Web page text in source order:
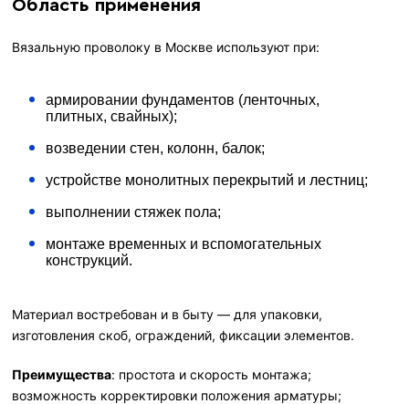
Область применения
Вязальную проволоку в Москве используют при:
армировании фундаментов (ленточных,
плитных, свайных);
возведении стен, колонн, балок;
устройстве монолитных перекрытий и лестниц;
выполнении стяжек пола;
монтаже временных и вспомогательных
конструкций.
Материал востребован и в быту — для упаковки,
изготовления скоб, ограждений, фиксации элементов.
Преимущества: простота и скорость монтажа;
возможность корректировки положения арматуры;